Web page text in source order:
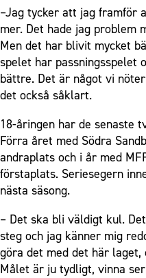
–Jag tycker att jag framför
mer. Det hade jag problem
Men det har blivit mycket
spelet har passningsspelet
bättre. Det är något vi
det också såklart.
18-åringen har de senaste
Förra året med Södra
andraplats och i år med
förstaplats. Seriesegern
nästa säsong.
– Det ska bli väldigt kul.
steg och jag känner mig
göra det med det här
Målet är ju tydligt, vinna